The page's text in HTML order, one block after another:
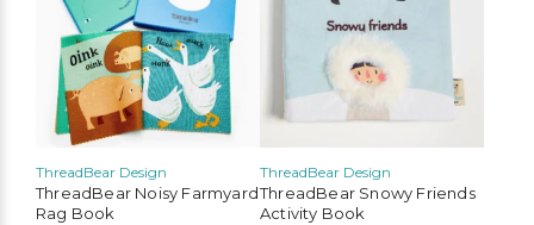
ThreadBear Design
ThreadBear Noisy Farmyard
Rag Book
ThreadBear Design
ThreadBear Snowy Friends
Activity Book